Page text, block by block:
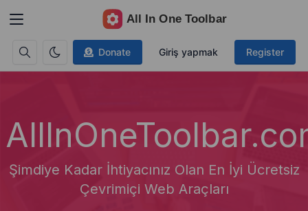
Donate Giriş yapmak Register
Şimdiye Kadar İhtiyacınız Olan En İyi Ücretsiz
Çevrimiçi Web Araçları